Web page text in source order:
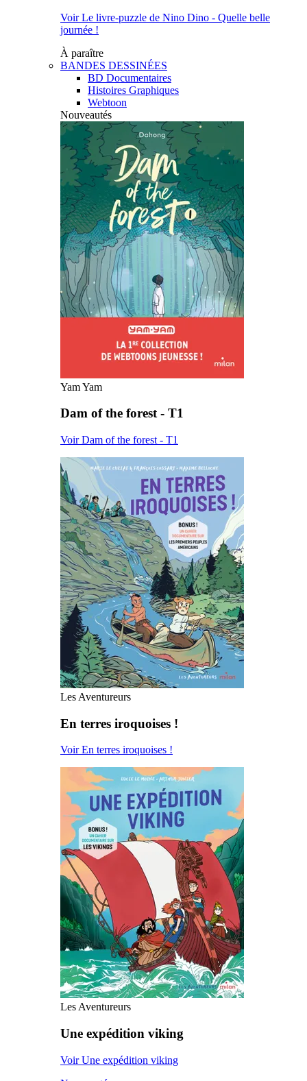
Voir Le livre-puzzle de Nino Dino - Quelle belle
journée !
À paraître
BANDES DESSINÉES
BD Documentaires
Histoires Graphiques
Webtoon
Nouveautés
Yam Yam
Dam of the forest - T1
Voir Dam of the forest - T1
Les Aventureurs
En terres iroquoises !
Voir En terres iroquoises !
Les Aventureurs
Une expédition viking
Voir Une expédition viking